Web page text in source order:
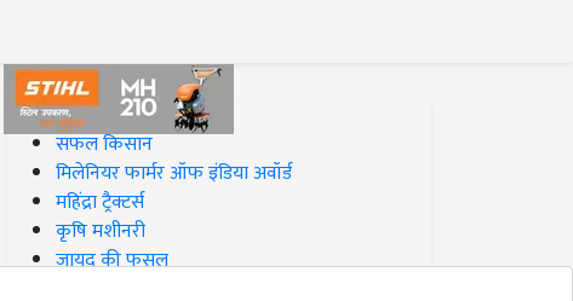
#Top on Krishi Jagran
सफल किसान
मिलेनियर फार्मर ऑफ इंडिया अवॉर्ड
महिंद्रा ट्रैक्टर्स
कृषि मशीनरी
जायद की फसल